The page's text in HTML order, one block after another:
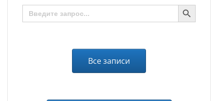
Search
for:
SEARCH BUTTON
Все записи